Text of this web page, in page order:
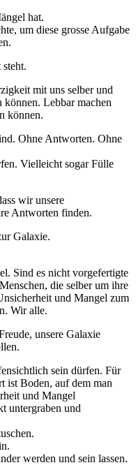
hat.
um diese grosse Aufgabe
mit uns selber und
können. Lebbar machen
können.
Ohne Antworten. Ohne
Vielleicht sogar Fülle
wir unsere
Antworten finden.
Galaxie.
Sind es nicht vorgefertigte
die selber um ihre
und Mangel zum
Wir alle.
unsere Galaxie
sein dürfen. Für
ist Boden, auf dem man
und Mangel
untergraben und
werden und sein lassen.